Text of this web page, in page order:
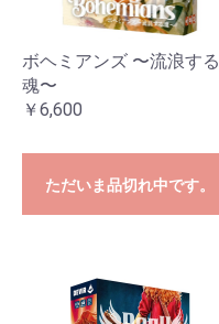
ボヘミアンズ 〜流浪する
魂〜
￥6,600
ただいま品切れ中です。